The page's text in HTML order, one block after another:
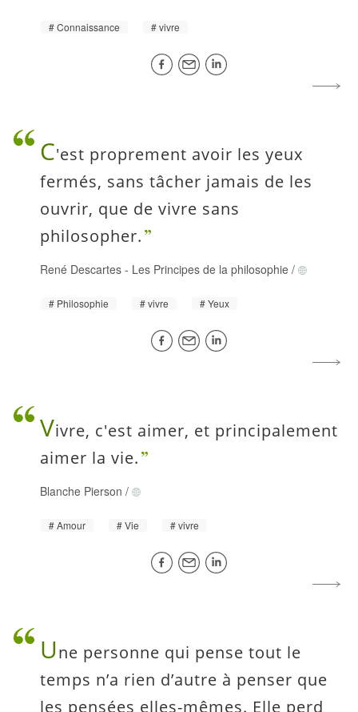
Connaissance vivre
C'est proprement avoir les yeux
fermés, sans tâcher jamais de les
ouvrir, que de vivre sans
philosopher.
René Descartes - Les Principes de la philosophie /
Philosophie vivre Yeux
Vivre, c'est aimer, et principalement
aimer la vie.
Blanche Pierson /
Amour Vie vivre
Une personne qui pense tout le
temps n’a rien d’autre à penser que
les pensées elles-mêmes. Elle perd